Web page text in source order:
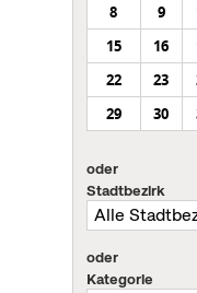
8
9
15
16
22
23
29
30
oder
Stadtbezirk
oder
Kategorie